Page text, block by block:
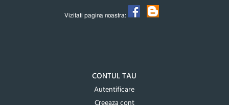
Vizitati pagina noastra:
CONTUL TAU
Autentificare